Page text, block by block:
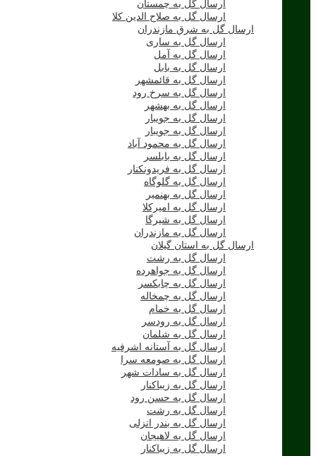
ارسال گل به چمستان
ارسال گل به صلاح الدین کلا
ارسال گل به شرق مازندران
ارسال گل به ساری
ارسال گل به آمل
ارسال گل به بابل
ارسال گل به قائمشهر
ارسال گل به سرخ رود
ارسال گل به بهشهر
ارسال گل به جویبار
ارسال گل به جویبار
ارسال گل به محمود آباد
ارسال گل به بابلسر
ارسال گل به فریدونکنار
ارسال گل به گلوگاه
ارسال گل به بهنمیر
ارسال گل به امیرکلا
ارسال گل به شیرگا
ارسال گل به مازندران
ارسال گل به استان گیلان
ارسال گل به رشت
ارسال گل به جواهرده
ارسال گل به چابکسر
ارسال گل به چمخاله
ارسال گل به خمام
ارسال گل به رودسر
ارسال گل به شلمان
ارسال گل به آستانه اشرفیه
ارسال گل به صومعه سرا
ارسال گل به سادات شهر
ارسال گل به زیباکنار
ارسال گل به حسن رود
ارسال گل به رشت
ارسال گل به بندر انزلی
ارسال گل به لاهیجان
ارسال گل به زیباکنار